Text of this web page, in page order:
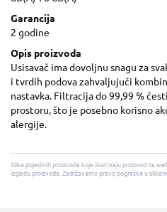
Garancija
2 godine
Opis proizvoda
Usisavač ima dovoljnu snagu za
i tvrdih podova zahvaljujući
nastavka. Filtracija do 99,99 %
prostoru, što je posebno korisno
alergije.
Slike pojedinih proizvoda koje ilustriraju proizvod na
izgledu proizvoda. Zadržavamo pravo pogreške u